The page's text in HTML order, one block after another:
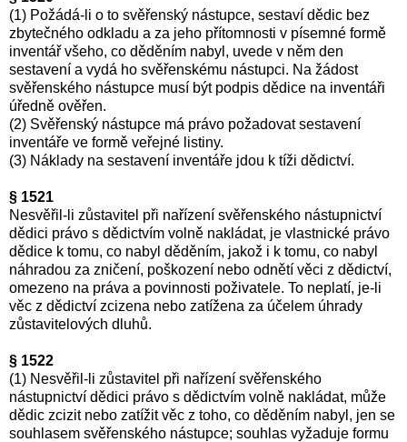
(1) Požádá-li o to svěřenský nástupce, sestaví dědic bez
zbytečného odkladu a za jeho přítomnosti v písemné formě
inventář všeho, co děděním nabyl, uvede v něm den
sestavení a vydá ho svěřenskému nástupci. Na žádost
svěřenského nástupce musí být podpis dědice na inventáři
úředně ověřen.
(2) Svěřenský nástupce má právo požadovat sestavení
inventáře ve formě veřejné listiny.
(3) Náklady na sestavení inventáře jdou k tíži dědictví.
§ 1521
Nesvěřil-li zůstavitel při nařízení svěřenského nástupnictví
dědici právo s dědictvím volně nakládat, je vlastnické právo
dědice k tomu, co nabyl děděním, jakož i k tomu, co nabyl
náhradou za zničení, poškození nebo odnětí věci z dědictví,
omezeno na práva a povinnosti poživatele. To neplatí, je-li
věc z dědictví zcizena nebo zatížena za účelem úhrady
zůstavitelových dluhů.
§ 1522
(1) Nesvěřil-li zůstavitel při nařízení svěřenského
nástupnictví dědici právo s dědictvím volně nakládat, může
dědic zcizit nebo zatížit věc z toho, co děděním nabyl, jen se
souhlasem svěřenského nástupce; souhlas vyžaduje formu